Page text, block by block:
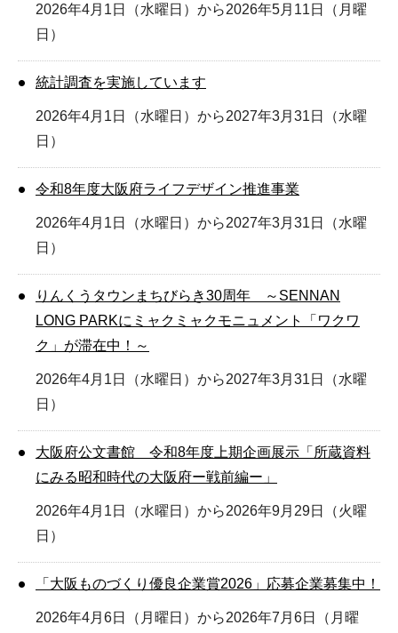
2026年4月1日（水曜日）から2026年5月11日（月曜
日）
統計調査を実施しています
2026年4月1日（水曜日）から2027年3月31日（水曜
日）
令和8年度大阪府ライフデザイン推進事業
2026年4月1日（水曜日）から2027年3月31日（水曜
日）
りんくうタウンまちびらき30周年 ～SENNAN
LONG PARKにミャクミャクモニュメント「ワクワ
ク」が滞在中！～
2026年4月1日（水曜日）から2027年3月31日（水曜
日）
大阪府公文書館 令和8年度上期企画展示「所蔵資料
にみる昭和時代の大阪府ー戦前編ー」
2026年4月1日（水曜日）から2026年9月29日（火曜
日）
「大阪ものづくり優良企業賞2026」応募企業募集中！
2026年4月6日（月曜日）から2026年7月6日（月曜